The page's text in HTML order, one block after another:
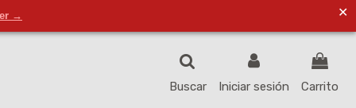
→ ✕
0)
Buscar Iniciar sesión Carrito